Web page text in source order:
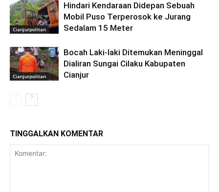
Cianjurpolitan
Hindari Kendaraan Didepan Sebuah
Mobil Puso Terperosok ke Jurang
Sedalam 15 Meter
Cianjurpolitan
Bocah Laki-laki Ditemukan Meninggal
Dialiran Sungai Cilaku Kabupaten
Cianjur
TINGGALKAN KOMENTAR